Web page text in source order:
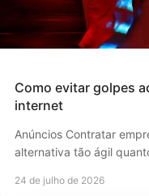
Como evitar golpes
internet
Anúncios Contratar
alternativa tão ágil
24 de julho de 2026